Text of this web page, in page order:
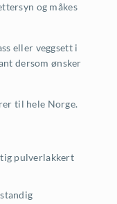
og måkes
eller veggsett i
dersom ønsker
til hele Norge.
pulverlakkert